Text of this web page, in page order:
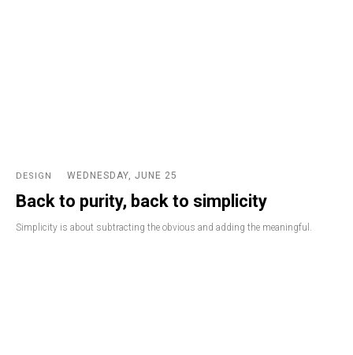
DESIGN WEDNESDAY, JUNE 25
Back to purity, back to simplicity
Simplicity is about subtracting the obvious and adding the meaningful.